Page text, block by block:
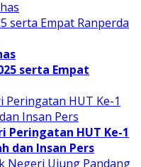
serta Empat
Peringatan HUT Ke-1
dan Insan Pers